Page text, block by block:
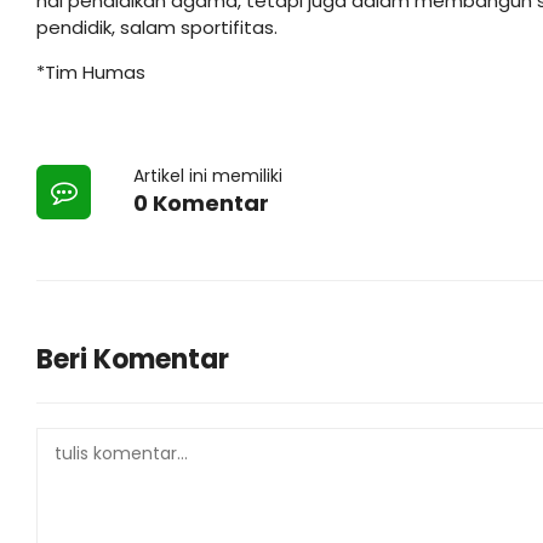
pendidik, salam sportifitas.
*Tim Humas
Artikel ini memiliki
0 Komentar
Beri Komentar